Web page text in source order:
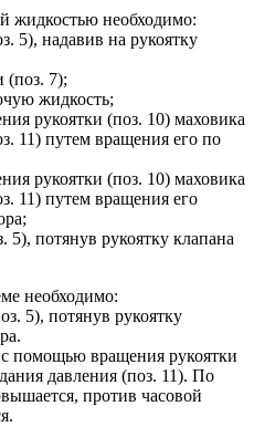
жидкостью необходимо:
5), надавив на рукоятку
(поз. 7);
жидкость;
рукоятки (поз. 10) маховика
11) путем вращения его по
рукоятки (поз. 10) маховика
11) путем вращения его
5), потянув рукоятку клапана
необходимо:
5), потянув рукоятку
помощью вращения рукоятки
давления (поз. 11). По
против часовой